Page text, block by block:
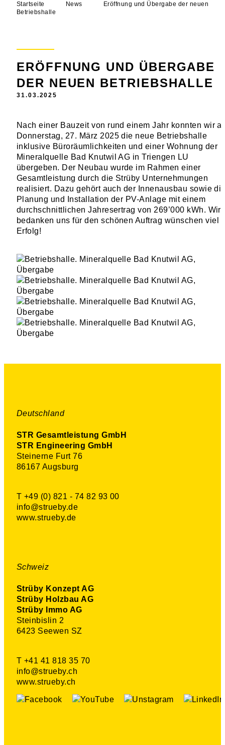
Startseite News
Eröffnung und Übergabe der neuen
Betriebshalle
ERÖFFNUNG UND ÜBERGABE
DER NEUEN BETRIEBSHALLE
31.03.2025
Nach einer Bauzeit von rund einem Jahr konnten wir
Donnerstag, 27. März 2025 die neue Betriebshalle
inklusive Büroräumlichkeiten und einer Wohnung der
Mineralquelle Bad Knutwil AG in Triengen LU
übergeben. Der Neubau wurde im Rahmen einer
Gesamtleistung durch die Strüby Unternehmungen
realisiert. Dazu gehört auch der Innenausbau sowie
Planung und Installation der PV-Anlage mit einem
durchschnittlichen Jahresertrag von 269’000 kWh. Wir
bedanken uns für den schönen Auftrag wünschen viel
Erfolg!
Deutschland
STR Gesamtleistung GmbH
STR Engineering GmbH
Steinerne Furt 76
86167 Augsburg
T +49 (0) 821 - 74 82 93 00
info@strueby.de
www.strueby.de
Schweiz
Strüby Konzept AG
Strüby Holzbau AG
Strüby Immo AG
Steinbislin 2
6423 Seewen SZ
T +41 41 818 35 70
info@strueby.ch
www.strueby.ch